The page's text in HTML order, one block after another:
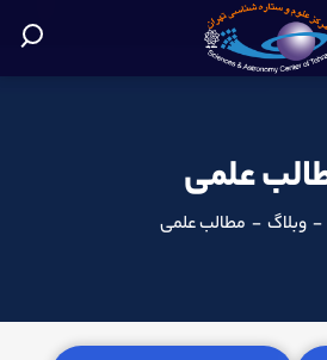
علمی
- وبلاگ - مطالب علمی